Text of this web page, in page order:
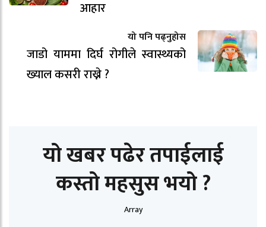
आहार
यो पनि पढ्नुहोस
जाडो याममा दिर्घ रोगीले स्वास्थ्यको
ख्याल कसरी राख्ने ?
यो खबर पढेर तपाईलाई
कस्तो महसुस भयो ?
Array